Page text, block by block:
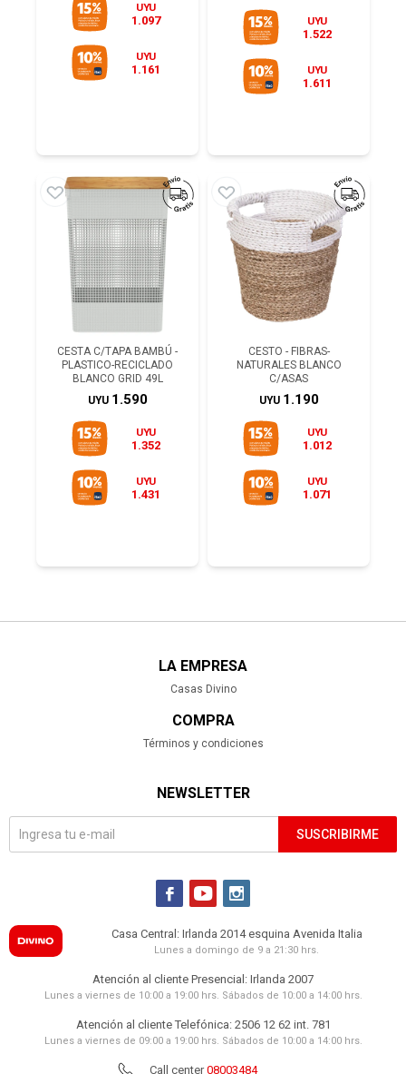
UYU
1.097
UYU
1.161
UYU
1.522
UYU
1.611
CESTA C/TAPA BAMBÚ -
PLASTICO-RECICLADO
BLANCO GRID 49L
UYU 1.590
UYU
1.352
UYU
1.431
CESTO - FIBRAS-
NATURALES BLANCO
C/ASAS
UYU 1.190
UYU
1.012
UYU
1.071
LA EMPRESA
Casas Divino
COMPRA
Términos y condiciones
NEWSLETTER
SUSCRIBIRME
  
Casa Central: Irlanda 2014 esquina Avenida Italia
Lunes a domingo de 9 a 21:30 hrs.
Atención al cliente Presencial: Irlanda 2007
Lunes a viernes de 10:00 a 19:00 hrs. Sábados de 10:00 a 14:00 hrs.
Atención al cliente Telefónica: 2506 12 62 int. 781
Lunes a viernes de 09:00 a 19:00 hrs. Sábados de 10:00 a 14:00 hrs.
Call center08003484